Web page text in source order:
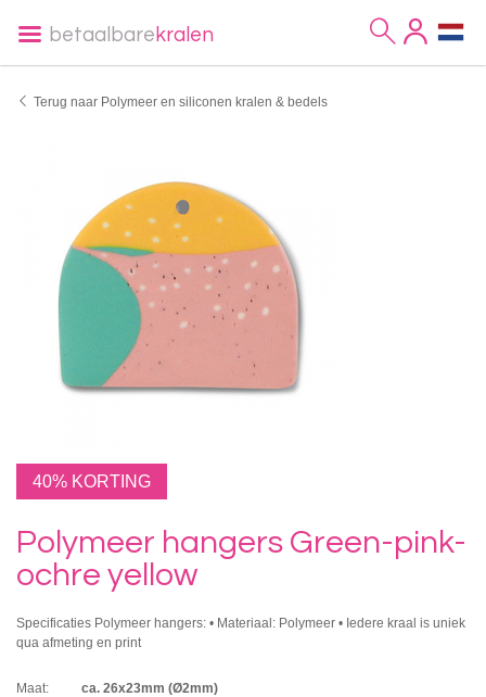
betaalbare kralen
Terug naar Polymeer en siliconen kralen & bedels
40% KORTING
Polymeer hangers Green-pink-
ochre yellow
Specificaties Polymeer hangers: • Materiaal: Polymeer • Iedere kraal is uniek
qua afmeting en print
Maat:
ca. 26x23mm (Ø2mm)